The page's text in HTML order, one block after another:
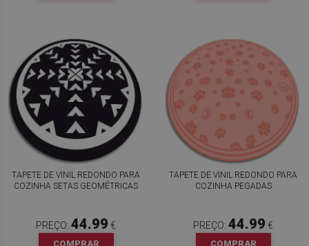
TAPETE DE VINIL REDONDO PARA
COZINHA SETAS GEOMÉTRICAS
PREÇO: 44.99 €
COMPRAR
TAPETE DE VINIL REDONDO PARA
COZINHA PEGADAS
PREÇO: 44.99 €
COMPRAR